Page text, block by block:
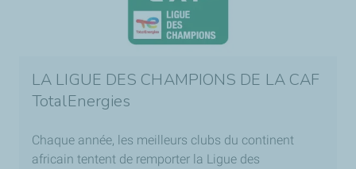
LA LIGUE DES CHAMPIONS DE LA CAF
TotalEnergies
Chaque année, les meilleurs clubs du continent
africain tentent de remporter la Ligue des